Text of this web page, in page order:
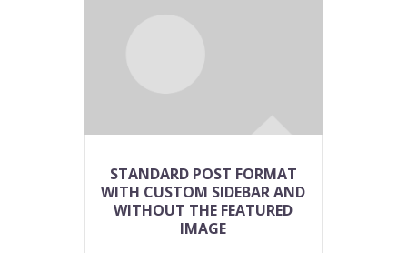
STANDARD POST FORMAT
WITH CUSTOM SIDEBAR AND
WITHOUT THE FEATURED
IMAGE